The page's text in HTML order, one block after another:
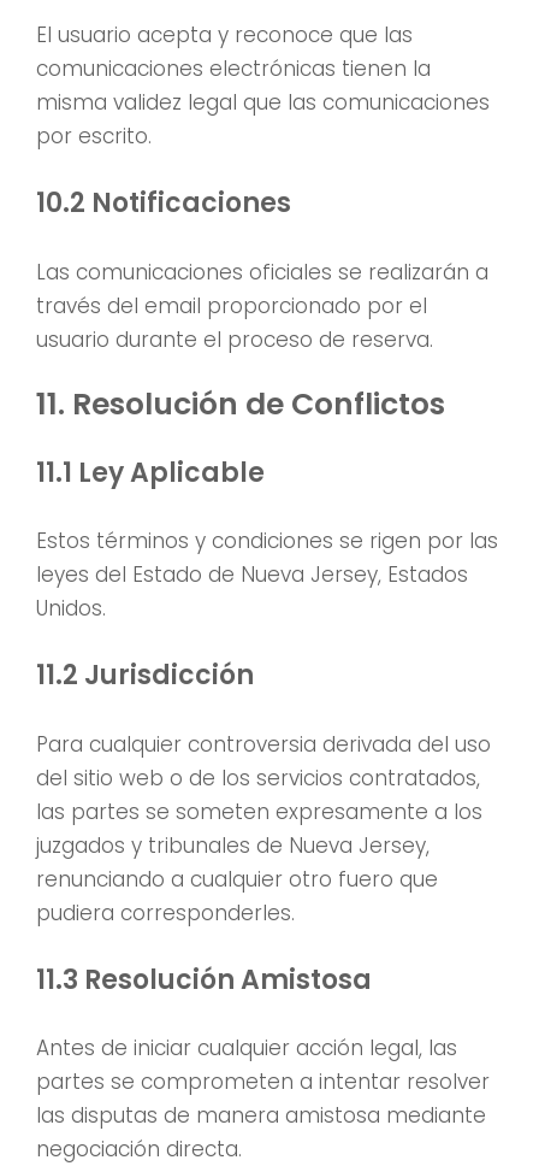
El usuario acepta y reconoce que las
comunicaciones electrónicas tienen la
misma validez legal que las comunicaciones
por escrito.
10.2 Notificaciones
Las comunicaciones oficiales se realizarán a
través del email proporcionado por el
usuario durante el proceso de reserva.
11. Resolución de Conflictos
11.1 Ley Aplicable
Estos términos y condiciones se rigen por las
leyes del Estado de Nueva Jersey, Estados
Unidos.
11.2 Jurisdicción
Para cualquier controversia derivada del uso
del sitio web o de los servicios contratados,
las partes se someten expresamente a los
juzgados y tribunales de Nueva Jersey,
renunciando a cualquier otro fuero que
pudiera corresponderles.
11.3 Resolución Amistosa
Antes de iniciar cualquier acción legal, las
partes se comprometen a intentar resolver
las disputas de manera amistosa mediante
negociación directa.